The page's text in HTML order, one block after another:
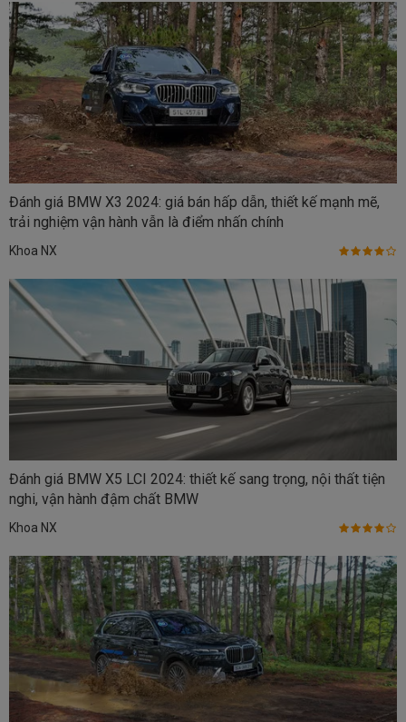
Đánh giá BMW X3 2024: giá bán hấp dẫn, thiết kế mạnh mẽ,
trải nghiệm vận hành vẫn là điểm nhấn chính
Khoa NX
Đánh giá BMW X5 LCI 2024: thiết kế sang trọng, nội thất tiện
nghi, vận hành đậm chất BMW
Khoa NX